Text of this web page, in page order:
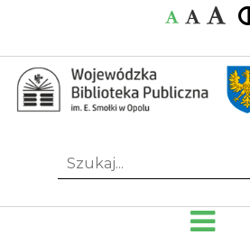
Emanuela
Smołki
w
Opolu
Czcionka:
Czcionka
Szukaj...